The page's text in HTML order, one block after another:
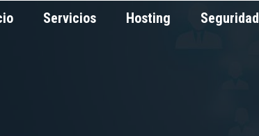
Servicios Hosting Seguridad